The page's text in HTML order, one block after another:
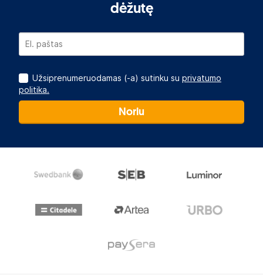
dėžutę
Užsiprenumeruodamas (-a) sutinku su privatumo
politika.
Noriu